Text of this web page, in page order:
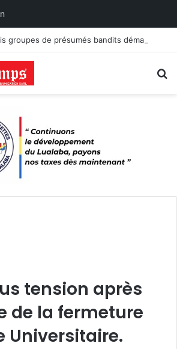
tension après
de la fermeture
Universitaire.